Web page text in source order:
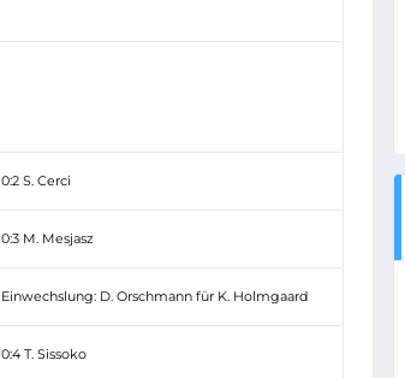
0:2 S. Cerci
0:3 M. Mesjasz
Einwechslung: D. Orschmann für K. Holmgaard
0:4 T. Sissoko